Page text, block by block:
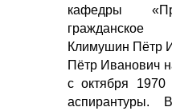
кафедры
гражданское
Климушин Пётр
Пётр Иванович
с октября 1970
аспирантуры.